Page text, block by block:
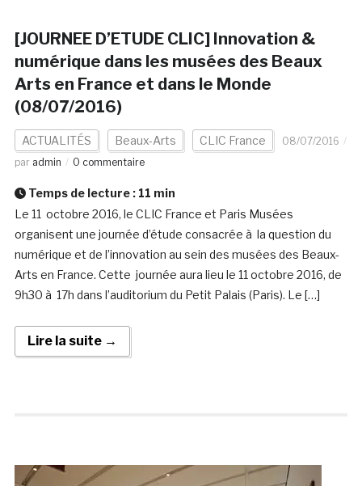
[JOURNEE D’ETUDE CLIC] Innovation &
numérique dans les musées des Beaux
Arts en France et dans le Monde
(08/07/2016)
ACTUALITÉS Beaux-Arts CLIC France
08/07/2016
par admin 0 commentaire
Temps de lecture : 11 min
Le 11 octobre 2016, le CLIC France et Paris Musées
organisent une journée d’étude consacrée à la question du
numérique et de l’innovation au sein des musées des Beaux-
Arts en France. Cette journée aura lieu le 11 octobre 2016, de
9h30 à 17h dans l’auditorium du Petit Palais (Paris). Le […]
Lire la suite →